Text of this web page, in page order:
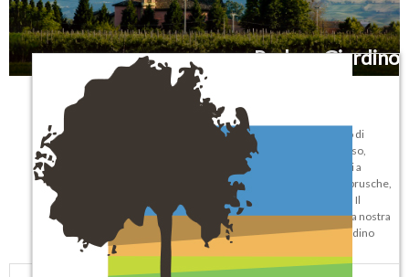
Podere Giardino
Nella nostra terra c’è tutto ciò che serve… Crediamo in un modello di
sviluppo che possa durare nel tempo. Il suolo franco limoso-argilloso,
l’ottima esposizione solare su entrambi i fronti dei filari, gli impianti a
spalliera/guyot, contribuiscono ad esaltare la qualità delle uve lambrusche,
varietà autoctone giunte a noi da un passato antico e ricco di storia. Il
risultato è un vino frizzante e generoso, come la gente emiliana e la nostra
terra. Qui nascono i vini biologici e naturali doc e igp di Podere Giardino